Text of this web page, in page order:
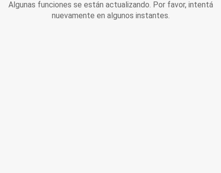
Algunas funciones se están actualizando. Por favor, intentá
nuevamente en algunos instantes.